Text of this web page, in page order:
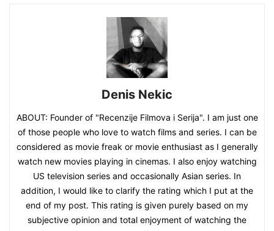
Denis Nekic
ABOUT: Founder of "Recenzije Filmova i Serija". I am just one
of those people who love to watch films and series. I can be
considered as movie freak or movie enthusiast as I generally
watch new movies playing in cinemas. I also enjoy watching
US television series and occasionally Asian series. In
addition, I would like to clarify the rating which I put at the
end of my post. This rating is given purely based on my
subjective opinion and total enjoyment of watching the